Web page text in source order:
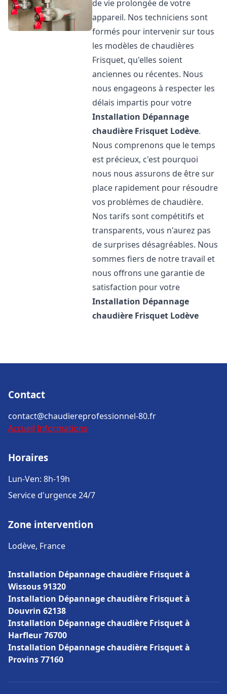
de vie prolongée de votre
appareil. Nos techniciens sont
formés pour intervenir sur tous
les modèles de chaudières
Frisquet, qu'elles soient
anciennes ou récentes. Nous
nous engageons à respecter les
délais impartis pour votre
Installation Dépannage
chaudière Frisquet Lodève.
Nous comprenons que le temps
est précieux, c'est pourquoi
nous nous assurons de être sur
place rapidement pour résoudre
vos problèmes de chaudière.
Nos tarifs sont compétitifs et
transparents, vous n'aurez pas
de surprises désagréables. Nous
sommes fiers de notre travail et
nous offrons une garantie de
satisfaction pour votre
Installation Dépannage
chaudière Frisquet Lodève
Contact
contact@chaudiereprofessionnel-80.fr
Accueil Informations
Horaires
Lun-Ven: 8h-19h
Service d'urgence 24/7
Zone intervention
Lodève, France
Installation Dépannage chaudière Frisquet à
Wissous 91320
Installation Dépannage chaudière Frisquet à
Douvrin 62138
Installation Dépannage chaudière Frisquet à
Harfleur 76700
Installation Dépannage chaudière Frisquet à
Provins 77160